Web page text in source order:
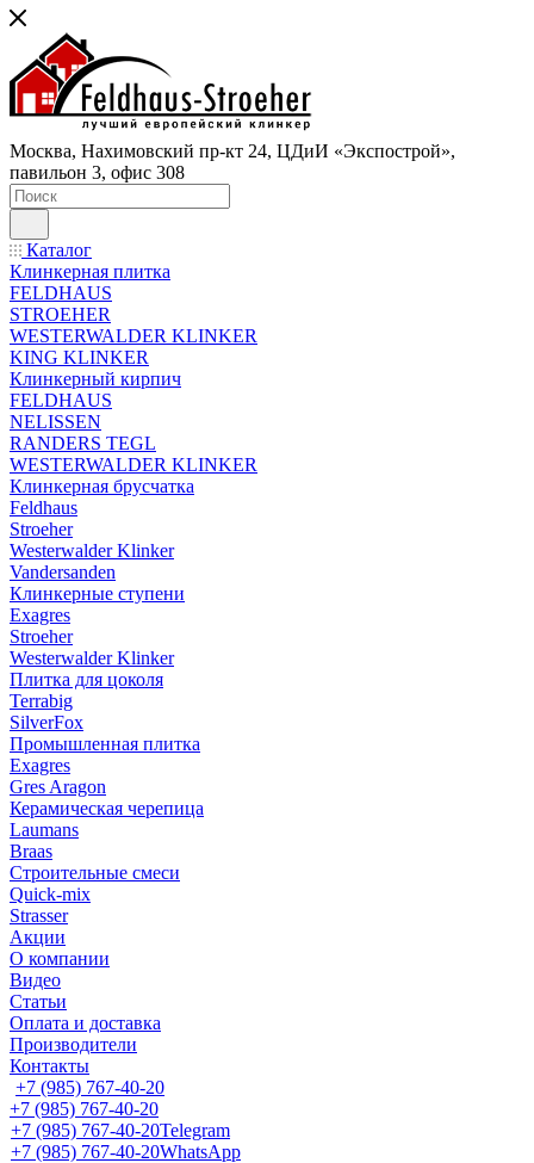
Москва, Нахимовский пр-кт 24, ЦДиИ «Экспострой»,
павильон 3, офис 308
Каталог
Клинкерная плитка
FELDHAUS
STROEHER
WESTERWALDER KLINKER
KING KLINKER
Клинкерный кирпич
FELDHAUS
NELISSEN
RANDERS TEGL
WESTERWALDER KLINKER
Клинкерная брусчатка
Feldhaus
Stroeher
Westerwalder Klinker
Vandersanden
Клинкерные ступени
Exagres
Stroeher
Westerwalder Klinker
Плитка для цоколя
Terrabig
SilverFox
Промышленная плитка
Exagres
Gres Aragon
Керамическая черепица
Laumans
Braas
Строительные смеси
Quick-mix
Strasser
Акции
О компании
Видео
Статьи
Оплата и доставка
Производители
Контакты
+7 (985) 767-40-20
+7 (985) 767-40-20
+7 (985) 767-40-20Telegram
+7 (985) 767-40-20WhatsApp